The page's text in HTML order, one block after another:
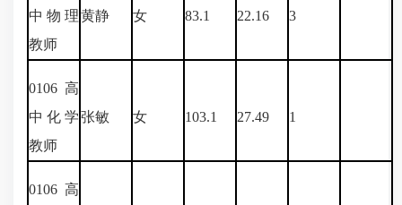
中物理
教师
黄静 女 83.1 22.16 3
0106 高
中化学
教师
张敏 女 103.1 27.49 1
0106 高